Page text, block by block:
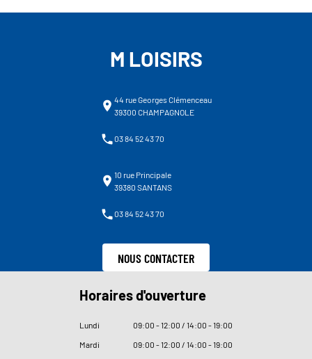
M LOISIRS
44 rue Georges Clémenceau
39300 CHAMPAGNOLE
03 84 52 43 70
10 rue Principale
39380 SANTANS
03 84 52 43 70
NOUS CONTACTER
Horaires d'ouverture
Lundi 09:00 - 12:00 / 14:00 - 19:00
Mardi
09:00 - 12:00 / 14:00 - 19:00